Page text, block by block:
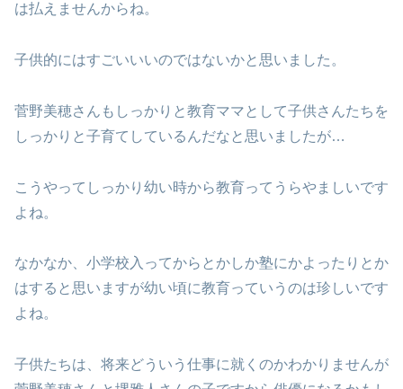
は払えませんからね。
子供的にはすごいいいのではないかと思いました。
菅野美穂さんもしっかりと教育ママとして子供さんたちを
しっかりと子育てしているんだなと思いましたが…
こうやってしっかり幼い時から教育ってうらやましいです
よね。
なかなか、小学校入ってからとかしか塾にかよったりとか
はすると思いますが幼い頃に教育っていうのは珍しいです
よね。
子供たちは、将来どういう仕事に就くのかわかりませんが